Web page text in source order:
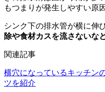
もつまりが発生しやすい原
シンク下の排水管が横に伸
除や食材カスを流さないな
関連記事
横穴になっているキッチン
ツを紹介